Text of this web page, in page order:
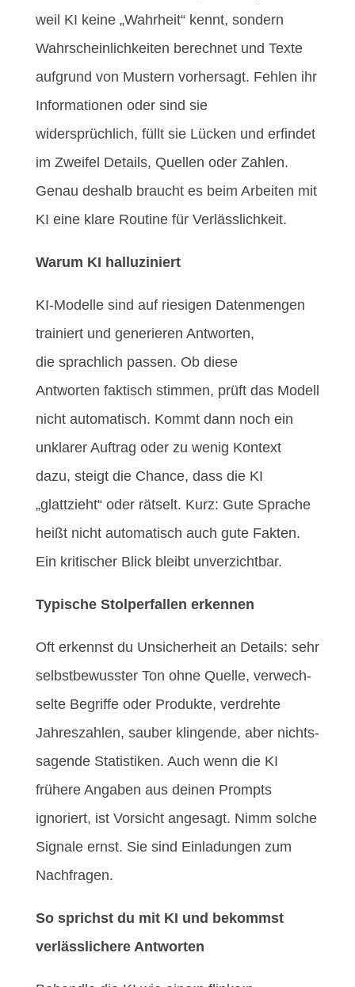
weil KI keine „Wahrheit“ kennt, sondern
Wahrscheinlichkeiten berechnet und Texte
aufgrund von Mustern vorhersagt. Fehlen ihr
Informationen oder sind sie
widersprüchlich, füllt sie Lücken und erfindet
im Zweifel Details, Quellen oder Zahlen.
Genau deshalb braucht es beim Arbeiten mit
KI eine klare Routine für Verlässlichkeit.
Warum KI halluziniert
KI-Modelle sind auf riesigen Datenmengen
trainiert und generieren Antworten,
die sprachlich passen. Ob diese
Antworten faktisch stimmen, prüft das Modell
nicht automatisch. Kommt dann noch ein
unklarer Auftrag oder zu wenig Kontext
dazu, steigt die Chance, dass die KI
„glattzieht“ oder rätselt. Kurz: Gute Sprache
heißt nicht automatisch auch gute Fakten.
Ein kritischer Blick bleibt unverzichtbar.
Typische Stolperfallen erkennen
Oft erkennst du Unsicherheit an Details: sehr
selbstbewusster Ton ohne Quelle, verwech­
selte Begriffe oder Produkte, verdrehte
Jahreszahlen, sauber klingende, aber nichts­
sagende Statistiken. Auch wenn die KI
frühere Angaben aus deinen Prompts
ignoriert, ist Vorsicht angesagt. Nimm solche
Signale ernst. Sie sind Einladungen zum
Nachfragen.
So sprichst du mit KI und bekommst
verlässlichere Antworten